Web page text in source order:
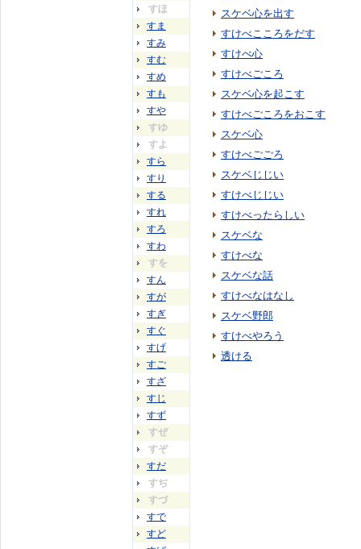
すほ
すま
すみ
すむ
すめ
すも
すや
すゆ
すよ
すら
すり
する
すれ
すろ
すわ
すを
すん
すが
すぎ
すぐ
すげ
すご
すざ
すじ
すず
すぜ
すぞ
すだ
すぢ
すづ
すで
すど
スケベ心を出す
すけべこころをだす
すけべ心
すけべごころ
スケベ心を起こす
すけべごころをおこす
スケベ心
すけべごごろ
スケベじじい
すけべじじい
すけべったらしい
スケベな
すけべな
スケベな話
すけべなはなし
スケベ野郎
すけべやろう
透ける